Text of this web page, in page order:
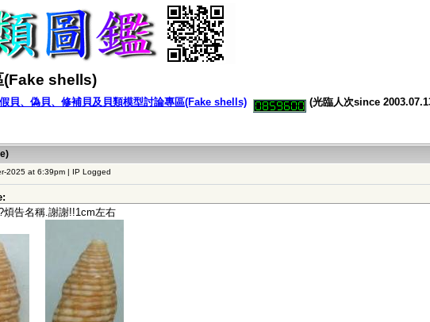
(Fake shells)
假貝、偽貝、修補貝及貝類模型討論專區(Fake shells) (光臨人次since
2025 at 6:39pm | IP Logged
煩告名稱.謝謝!!1cm左右